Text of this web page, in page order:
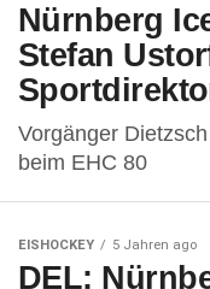
Nürnberg
Stefan
Vorgänger
beim EHC 80
EISHOCKEY 5 Jahren ago
DEL: